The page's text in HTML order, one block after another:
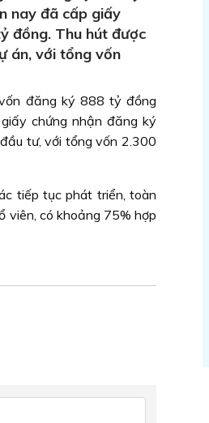
nay đã cấp giấy
đồng. Thu hút được
án, với tổng vốn
đăng ký 888 tỷ đồng
chứng nhận đăng ký
tư, với tổng vốn 2.300
tiếp tục phát triển, toàn
viên, có khoảng 75% hợp